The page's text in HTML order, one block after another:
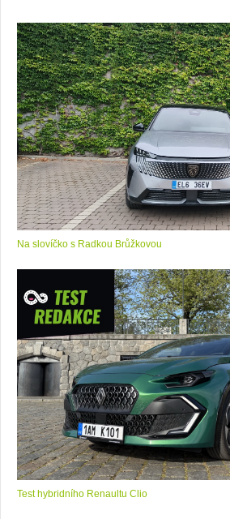
Na slovíčko s Radkou Brůžkovou
Test hybridního Renaultu Clio